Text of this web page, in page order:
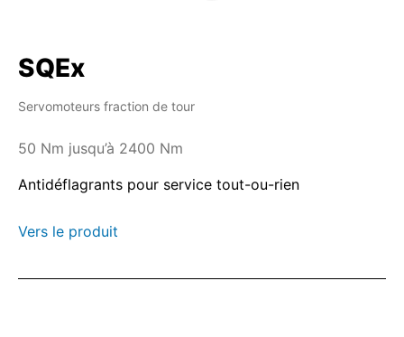
SQEx
Servomoteurs fraction de tour
50 Nm jusqu’à 2400 Nm
Antidéflagrants pour service tout-ou-rien
Vers le produit